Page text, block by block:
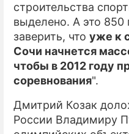
строительства
выделено. А это 850
заверить, что уже к
Сочи начнется
чтобы в 2012 году
соревнования".
Дмитрий Козак
России Владимиру